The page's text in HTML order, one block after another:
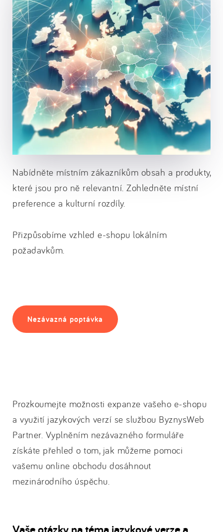
Nabídněte místním zákazníkům obsah a produkty,
které jsou pro ně relevantní. Zohledněte místní
preference a kulturní rozdíly.
Přizpůsobíme vzhled e-shopu lokálním
požadavkům.
Nezávazná poptávka
Prozkoumejte možnosti expanze vašeho e-shopu
a využití jazykových verzí se službou ByznysWeb
Partner. Vyplněním nezávazného formuláře
získáte přehled o tom, jak můžeme pomoci
vašemu online obchodu dosáhnout
mezinárodního úspěchu.